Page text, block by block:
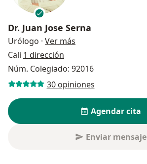
Dr. Juan Jose Serna
Urólogo · Ver más
Cali 1 dirección
Núm. Colegiado: 92016
30 opiniones
Agendar cita
Enviar mensaje